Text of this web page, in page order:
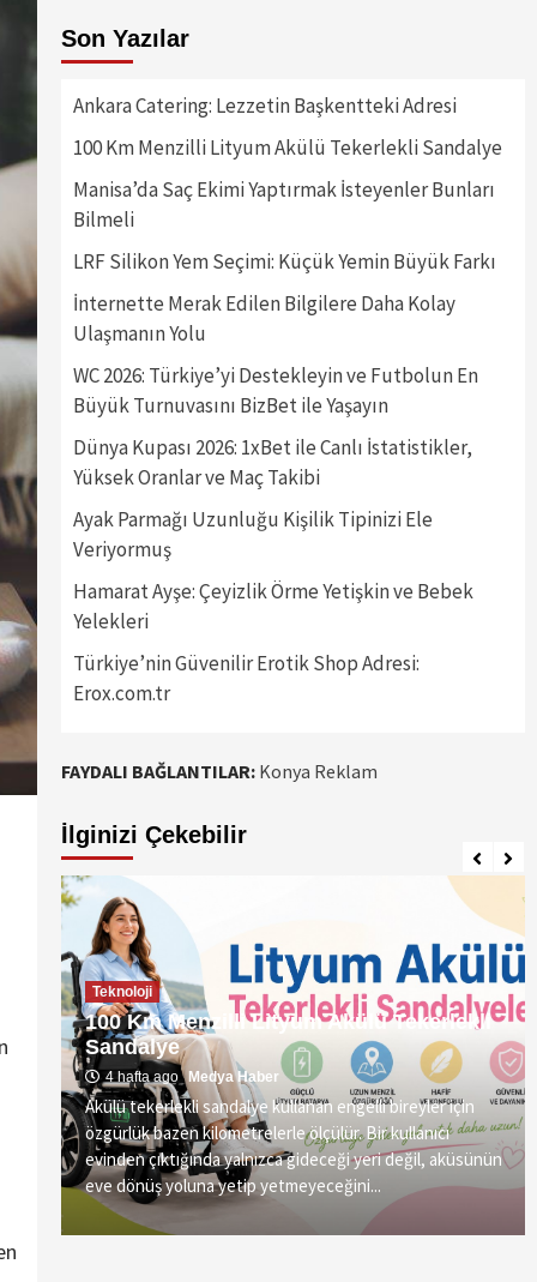
Son Yazılar
Ankara Catering: Lezzetin Başkentteki Adresi
100 Km Menzilli Lityum Akülü Tekerlekli Sandalye
Manisa’da Saç Ekimi Yaptırmak İsteyenler Bunları
Bilmeli
LRF Silikon Yem Seçimi: Küçük Yemin Büyük Farkı
İnternette Merak Edilen Bilgilere Daha Kolay
Ulaşmanın Yolu
WC 2026: Türkiye’yi Destekleyin ve Futbolun En
Büyük Turnuvasını BizBet ile Yaşayın
Dünya Kupası 2026: 1xBet ile Canlı İstatistikler,
Yüksek Oranlar ve Maç Takibi
Ayak Parmağı Uzunluğu Kişilik Tipinizi Ele
Veriyormuş
Hamarat Ayşe: Çeyizlik Örme Yetişkin ve Bebek
Yelekleri
Türkiye’nin Güvenilir Erotik Shop Adresi:
Erox.com.tr
FAYDALI BAĞLANTILAR: Konya Reklam
İlginizi Çekebilir
Teknoloji
100 Km Menzilli Lityum Akülü Tekerlekli
Sandalye
4 hafta ago Medya Haber
Akülü tekerlekli sandalye kullanan engelli bireyler için
özgürlük bazen kilometrelerle ölçülür. Bir kullanıcı
evinden çıktığında yalnızca gideceği yeri değil, aküsünün
eve dönüş yoluna yetip yetmeyeceğini...